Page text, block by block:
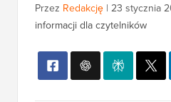
Przez Redakcję | 23 stycznia
informacji dla czytelników